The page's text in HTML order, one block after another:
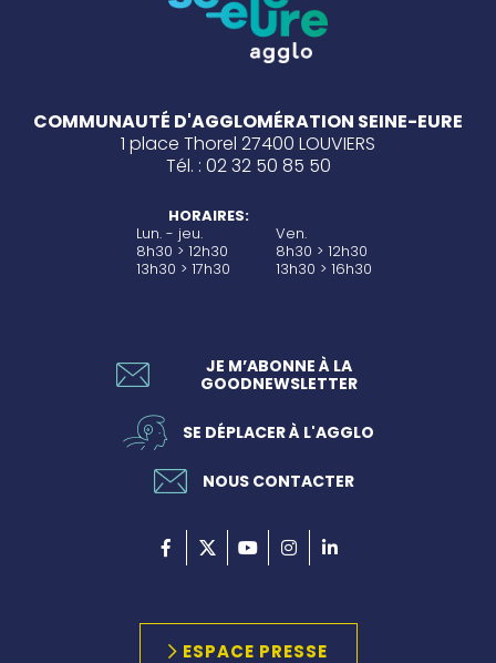
COMMUNAUTÉ D'AGGLOMÉRATION SEINE-EURE
1 place Thorel 27400 LOUVIERS
Tél. : 02 32 50 85 50
HORAIRES:
Lun. - jeu.
8h30 > 12h30
13h30 > 17h30
Ven.
8h30 > 12h30
13h30 > 16h30
JE M’ABONNE À LA
GOODNEWSLETTER
SE DÉPLACER À L'AGGLO
NOUS CONTACTER
ESPACE PRESSE